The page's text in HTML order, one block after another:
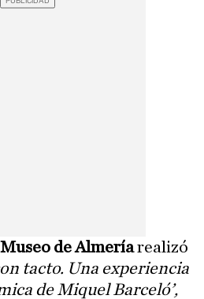
Museo de Almeríarealizó
tacto. Una experiencia
de Miquel Barceló’,